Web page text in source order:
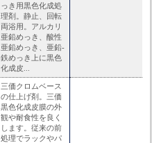
っき用黒色化成処
理剤。静止、回転
両浴用。アルカリ
亜鉛めっき、酸性
亜鉛めっき、亜鉛-
鉄めっき上に黒色
化成皮...
三価クロムベース
の仕上げ剤。三価
黒色化成皮膜の外
観や耐食性を良く
します。従来の前
処理でラックやパ